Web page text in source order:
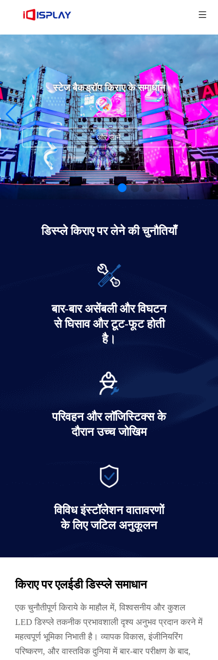
स्टेज बैकड्रॉप किराए के समाधान
और जानें
डिस्प्ले किराए पर लेने की चुनौतियाँ
बार-बार असेंबली और विघटन
से घिसाव और टूट-फूट होती
है।
परिवहन और लॉजिस्टिक्स के
दौरान उच्च जोखिम
विविध इंस्टॉलेशन वातावरणों
के लिए जटिल अनुकूलन
किराए पर एलईडी डिस्प्ले समाधान
एक चुनौतीपूर्ण किराये के माहौल में, विश्वसनीय और कुशल
LED डिस्प्ले तकनीक प्रभावशाली दृश्य अनुभव प्रदान करने में
महत्वपूर्ण भूमिका निभाती है। व्यापक विकास, इंजीनियरिंग
परिष्करण, और वास्तविक दुनिया में बार-बार परीक्षण के बाद,